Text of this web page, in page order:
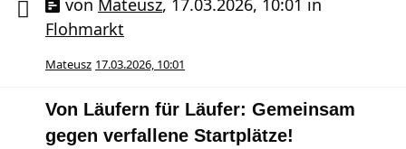
von Mateusz, 17.03.2026, 10:01 in
Flohmarkt
Mateusz 17.03.2026, 10:01
Von Läufern für Läufer: Gemeinsam
gegen verfallene Startplätze!